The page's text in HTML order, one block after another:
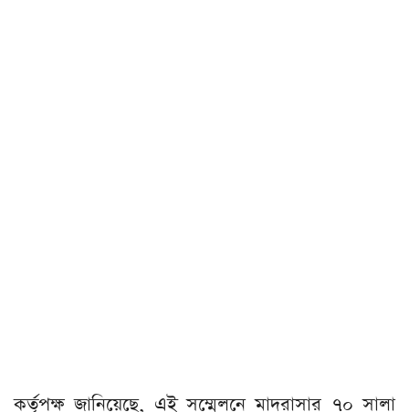
কর্তৃপক্ষ জানিয়েছে, এই সম্মেলনে মাদরাসার ৭০ সালা